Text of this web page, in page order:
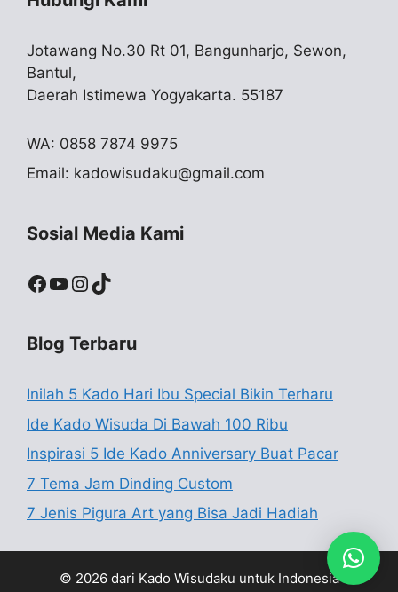
Jotawang No.30 Rt 01, Bangunharjo, Sewon,
Bantul,
Daerah Istimewa Yogyakarta. 55187
WA: 0858 7874 9975
Email: kadowisudaku@gmail.com
Sosial Media Kami
Facebook
YouTube
Instagram
TikTok
Blog Terbaru
Inilah 5 Kado Hari Ibu Special Bikin Terharu
Ide Kado Wisuda Di Bawah 100 Ribu
Inspirasi 5 Ide Kado Anniversary Buat Pacar
7 Tema Jam Dinding Custom
7 Jenis Pigura Art yang Bisa Jadi Hadiah
© 2026 dari Kado Wisudaku untuk Indonesia